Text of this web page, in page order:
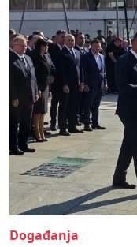
Događanja